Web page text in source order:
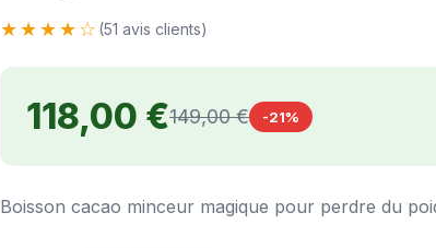
★★★★☆ (51 avis clients)
118,00 €149,00 € -21%
Boisson cacao minceur magique pour perdre du